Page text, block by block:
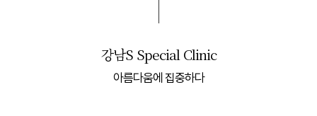
강남S Special Clinic
아름다움에 집중하다